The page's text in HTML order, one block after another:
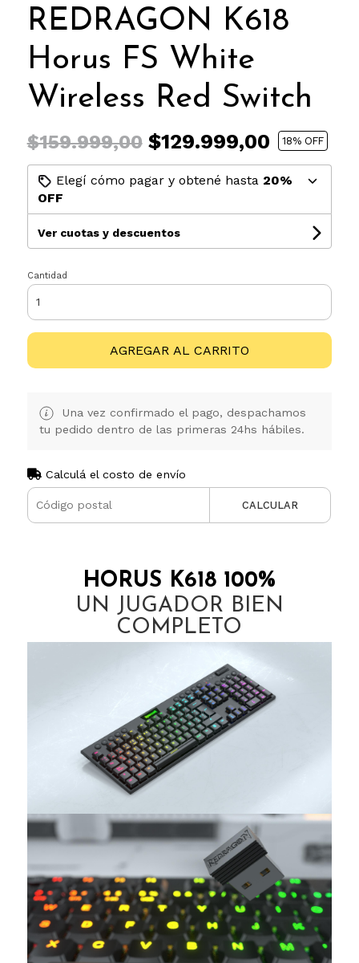
REDRAGON K618
Horus FS White
Wireless Red Switch
$159.999,00$129.999,00 18% OFF
Elegí cómo pagar y obtené hasta 20%
OFF
Ver cuotas y descuentos
Cantidad
AGREGAR AL CARRITO
Una vez confirmado el pago, despachamos
tu pedido dentro de las primeras 24hs hábiles.
Calculá el costo de envío
CALCULAR
HORUS K618 100%
UN JUGADOR BIEN
COMPLETO